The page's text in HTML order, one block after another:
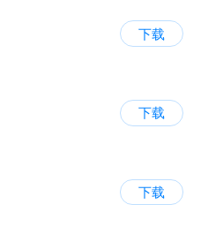
下载
下载
下载